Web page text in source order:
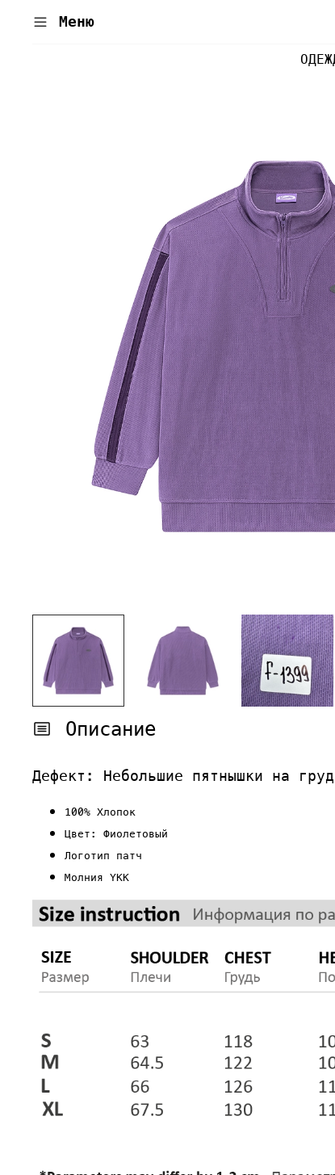
Меню
Описание
Дефект: Небольшие пятнышки на
100% Хлопок
Цвет: Фиолетовый
Логотип патч
Молния YKK